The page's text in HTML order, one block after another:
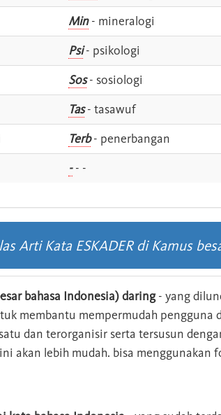
Min- mineralogi
Psi- psikologi
Sos- sosiologi
Tas- tasawuf
Terb- penerbangan
-- -
Arti Kata ESKADER di Kamus
bahasa Indonesia) daring- yang
membantu mempermudah pengguna
dan terorganisir serta tersusun
akan lebih mudah. bisa menggunakan